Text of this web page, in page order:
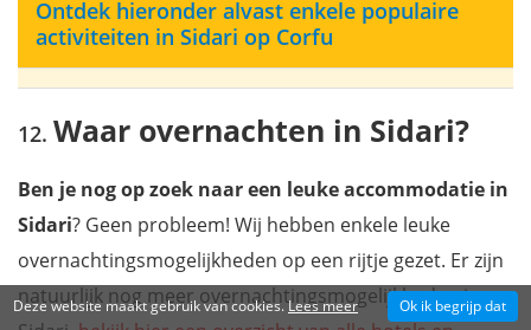
Ontdek hieronder alvast enkele populaire
activiteiten in Sidari op Corfu
Waar overnachten in Sidari?
Ben je nog op zoek naar een leuke accommodatie in
Sidari? Geen probleem! Wij hebben enkele leuke
overnachtingsmogelijkheden op een rijtje gezet. Er zijn
natuurlijk nog meer overnachtingsmogelijkheden in
Deze website maakt gebruik van cookies.Lees meer Ok ik begrijp dat